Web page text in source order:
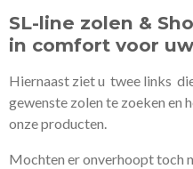
SL-line zolen &
in comfort voor
Hiernaast ziet u twee links
gewenste zolen te zoeken en
onze producten.
Mochten er onverhoopt toch